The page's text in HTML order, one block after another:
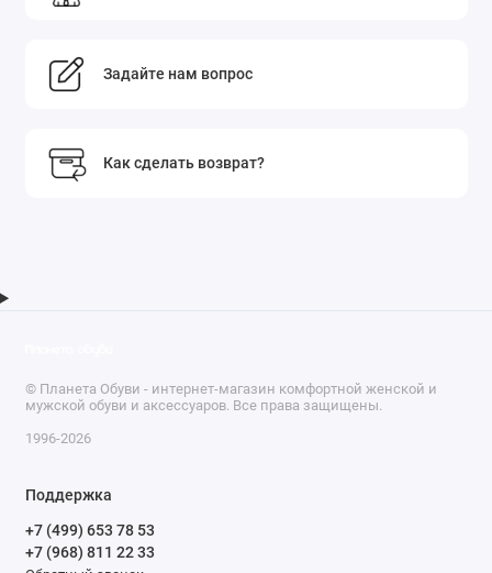
Задайте нам вопрос
Как сделать возврат?
© Планета Обуви - интернет-магазин комфортной женской и
мужской обуви и аксессуаров. Все права защищены.
1996-2026
Поддержка
+7 (499) 653 78 53
+7 (968) 811 22 33